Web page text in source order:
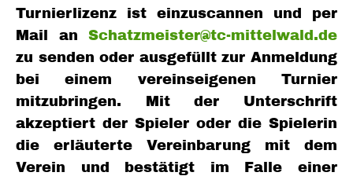
Turnierlizenz ist einzuscannen und per
Mail an Schatzmeister@tc-mittelwald.de
zu senden oder ausgefüllt zur Anmeldung
bei einem vereinseigenen Turnier
mitzubringen. Mit der Unterschrift
akzeptiert der Spieler oder die Spielerin
die erläuterte Vereinbarung mit dem
Verein und bestätigt im Falle einer